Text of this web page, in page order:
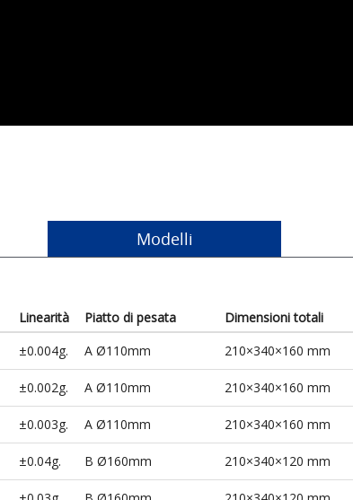
Modelli
Linearità Piatto di pesata Dimensioni totali
±0.004g. A Ø110mm 210×340×160 mm
±0.002g. A Ø110mm 210×340×160 mm
±0.003g. A Ø110mm 210×340×160 mm
±0.04g. B Ø160mm 210×340×120 mm